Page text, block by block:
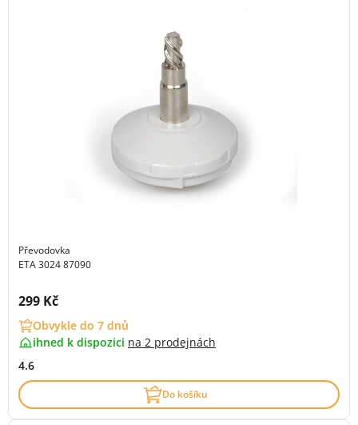
Převodovka
ETA 3024 87090
Cena s DPH:
299 Kč
Obvykle do 7 dnů
ihned k dispozici na 2 prodejnách
4.6
Do košíku